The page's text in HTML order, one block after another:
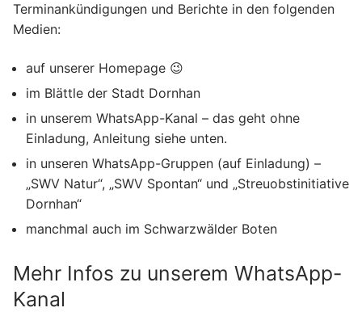
Terminankündigungen und Berichte in den folgenden
Medien:
auf unserer Homepage 😉
im Blättle der Stadt Dornhan
in unserem WhatsApp-Kanal – das geht ohne
Einladung, Anleitung siehe unten.
in unseren WhatsApp-Gruppen (auf Einladung) –
„SWV Natur“, „SWV Spontan“ und „Streuobstinitiative
Dornhan“
manchmal auch im Schwarzwälder Boten
Mehr Infos zu unserem WhatsApp-
Kanal